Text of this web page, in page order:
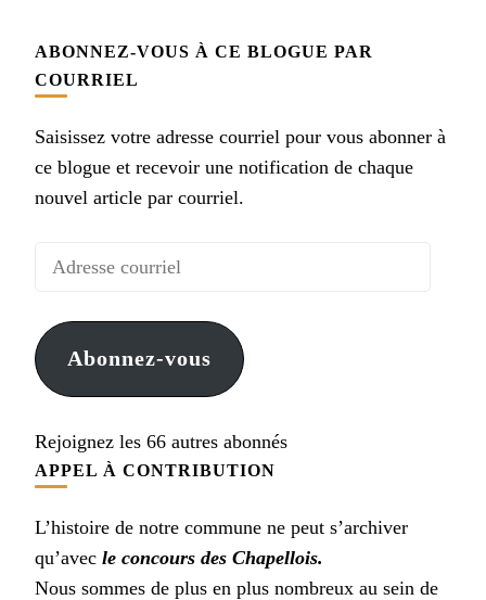
ABONNEZ-VOUS À CE BLOGUE PAR
COURRIEL
Saisissez votre adresse courriel pour vous abonner à
ce blogue et recevoir une notification de chaque
nouvel article par courriel.
Adresse
Abonnez-vous
Rejoignez les 66 autres abonnés
APPEL À CONTRIBUTION
L’histoire de notre commune ne peut s’archiver
qu’avec le concours des Chapellois.
Nous sommes de plus en plus nombreux au sein de